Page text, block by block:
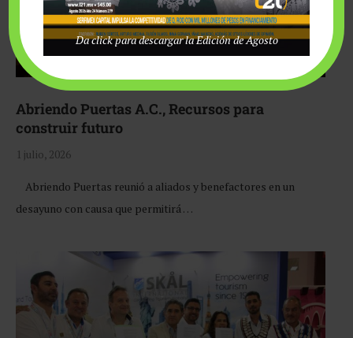
Abriendo Puertas A.C., Recursos para
construir futuro
1 julio, 2026
Abriendo Puertas reunió a aliados y benefactores en un
desayuno con causa que permitirá …
Da click para descargar la Edición de Agosto